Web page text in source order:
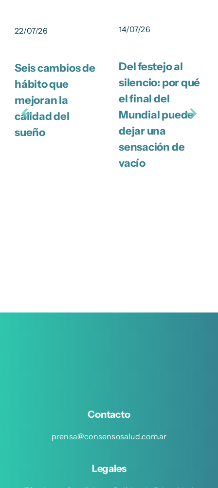
22/07/26
Seis cambios de
hábito que
mejoran la
calidad del
sueño
14/07/26
Del festejo al
silencio: por qué
el final del
Mundial puede
dejar una
sensación de
vacío
Contacto
prensa@consensosalud.com.ar
Legales